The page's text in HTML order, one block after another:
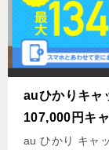
auひかりキャ
107,000円キ
au ひかり キャ